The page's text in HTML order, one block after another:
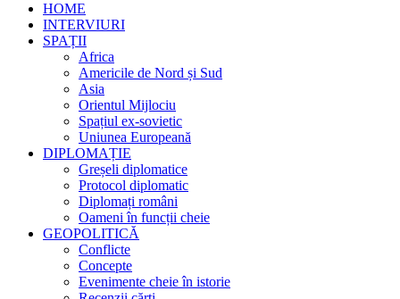
HOME
INTERVIURI
SPAȚII
Africa
Americile de Nord și Sud
Asia
Orientul Mijlociu
Spațiul ex-sovietic
Uniunea Europeană
DIPLOMAȚIE
Greșeli diplomatice
Protocol diplomatic
Diplomați români
Oameni în funcții cheie
GEOPOLITICĂ
Conflicte
Concepte
Evenimente cheie în istorie